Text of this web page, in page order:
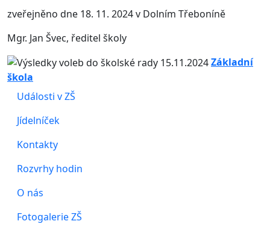
zveřejněno dne 18. 11. 2024 v Dolním Třeboníně
Mgr. Jan Švec, ředitel školy
Základní
škola
Události v ZŠ
Jídelníček
Kontakty
Rozvrhy hodin
O nás
Fotogalerie ZŠ